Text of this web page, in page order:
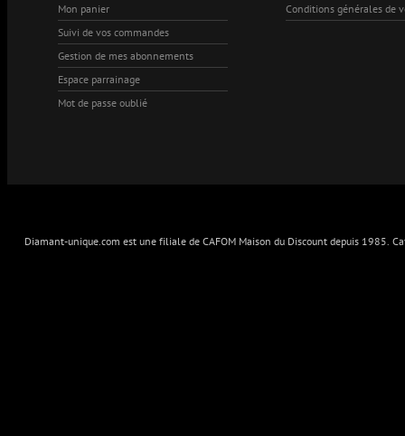
Mon panier
Suivi de vos commandes
Gestion de mes abonnements
Espace parrainage
Mot de passe oublié
Conditions générales de
Diamant-unique.com est une filiale de CAFOM Maison du Discount depuis 1985.